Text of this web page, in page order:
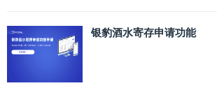
银豹酒水寄存申请功能